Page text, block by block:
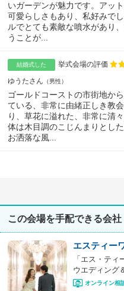
いガーデンが魅力です。アッ
可愛らしさもあり、私好みで
ルでとても素敵な噴水があり
うことが...
結婚式した 挙式会場の評価
ゆうたさん 男性
ゴールドコーストの市街地か
ている、非常に由緒正しき教
り、草花に溢れた、非常に清
体は木目調のこじんまりとし
お洒落な風...
この会場を手配できる会社
エスティー
「エス・テ
ウエディング
オンライン相